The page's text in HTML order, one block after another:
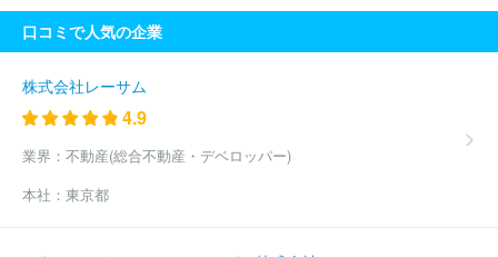
Ｌ
株式会社ＡＤＤＩＸ ３Ｈメディソリューション株式会社
株
式会社アイスタイル
ロプラ
株式会社クラウドポイント 株式会社フルスピード
株式
会社Ｄ２Ｃ
ＧＭＯプロダクトプラットフォーム株式会社
社Ｗｉｚ
ピクシブ株式会社
リーチ
株式会社ディー・エル・イー
株式会社エアネット
ジャパンメディアシステム株式会社
ＧＭＯ
株式会社
株式会社ソリトンシステムズ
グレイステクノロジー株式会社
株式会社セレス
株式会社ＵＳＥ
口コミで人気の企業
株式会社レーサム
4.9
業界： 不動産(総合不動産・デベロッパー)
本社： 東京都